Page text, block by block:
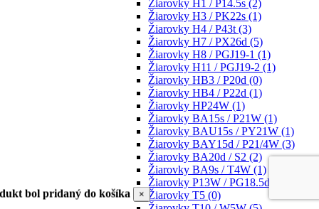
Žiarovky H1 / P14.5s (2)
Žiarovky H3 / PK22s (1)
Žiarovky H4 / P43t (3)
Žiarovky H7 / PX26d (5)
Žiarovky H8 / PGJ19-1 (1)
Žiarovky H11 / PGJ19-2 (1)
Žiarovky HB3 / P20d (0)
Žiarovky HB4 / P22d (1)
Žiarovky HP24W (1)
Žiarovky BA15s / P21W (1)
Žiarovky BAU15s / PY21W (1)
Žiarovky BAY15d / P21/4W (3)
Žiarovky BA20d / S2 (2)
Žiarovky BA9s / T4W (1)
Žiarovky P13W / PG18.5d-1
Žiarovky T5 (0)
bol pridaný do košíka ×